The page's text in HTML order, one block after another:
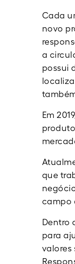
Cada
novo
a
possui
Em
que
campo
Dentro
para
valores